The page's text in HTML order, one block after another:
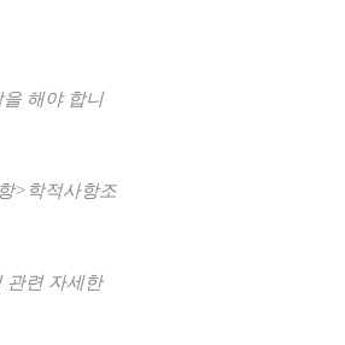
해야 합니
> 학적사항조
관련 자세한